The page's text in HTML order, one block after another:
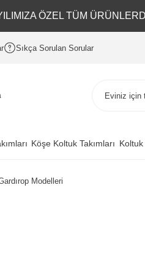
ÖZEL TÜM
Sıkça Sorulan Sorular
Köşe Koltuk Takımları Koltuk
Modelleri